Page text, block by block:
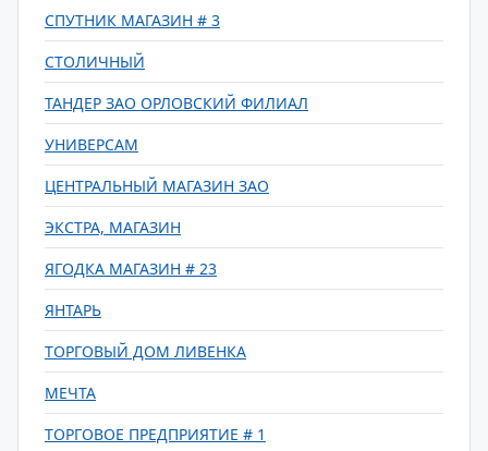
СПУТНИК МАГАЗИН # 3
СТОЛИЧНЫЙ
ТАНДЕР ЗАО ОРЛОВСКИЙ ФИЛИАЛ
УНИВЕРСАМ
ЦЕНТРАЛЬНЫЙ МАГАЗИН ЗАО
ЭКСТРА, МАГАЗИН
ЯГОДКА МАГАЗИН # 23
ЯНТАРЬ
ТОРГОВЫЙ ДОМ ЛИВЕНКА
МЕЧТА
ТОРГОВОЕ ПРЕДПРИЯТИЕ # 1